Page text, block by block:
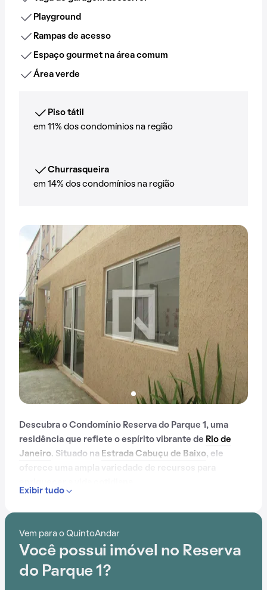
Playground
Rampas de acesso
Espaço gourmet na área comum
Área verde
Piso tátil
em 11% dos condomínios na região
Churrasqueira
em 14% dos condomínios na região
Descubra o Condomínio Reserva do Parque 1, uma
residência que reflete o espírito vibrante de Rio de
Janeiro. Situado na Estrada Cabuçu de Baixo, ele
Com portaria 24 horas, salão de festas, gás encanado,
comum, o Condomínio Reserva do Parque 1 é ideal
para quem busca conforto e entretenimento.
Exibir tudo
Vem para o QuintoAndar
Você possui imóvel no Reserva
do Parque 1?